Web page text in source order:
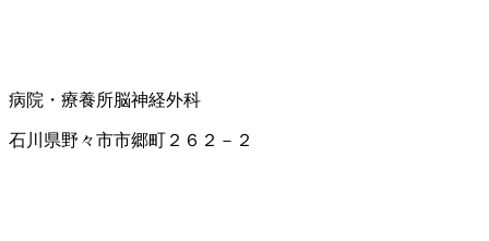
病院・療養所脳神経外科
石川県野々市市郷町２６２－２